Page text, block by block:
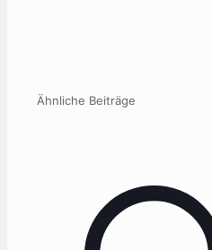
Ähnliche Beiträge